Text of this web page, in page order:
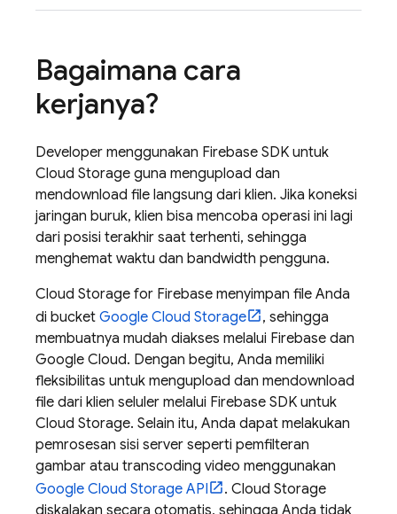
Bagaimana cara
kerjanya?
Developer menggunakan Firebase SDK untuk
Cloud Storage guna mengupload dan
mendownload file langsung dari klien. Jika koneksi
jaringan buruk, klien bisa mencoba operasi ini lagi
dari posisi terakhir saat terhenti, sehingga
menghemat waktu dan bandwidth pengguna.
Cloud Storage for Firebase menyimpan file Anda
di bucket Google Cloud Storage
, sehingga
membuatnya mudah diakses melalui Firebase dan
Google Cloud. Dengan begitu, Anda memiliki
fleksibilitas untuk mengupload dan mendownload
file dari klien seluler melalui Firebase SDK untuk
Cloud Storage. Selain itu, Anda dapat melakukan
pemrosesan sisi server seperti pemfilteran
gambar atau transcoding video menggunakan
Google Cloud Storage API . Cloud Storage
diskalakan secara otomatis, sehingga Anda tidak